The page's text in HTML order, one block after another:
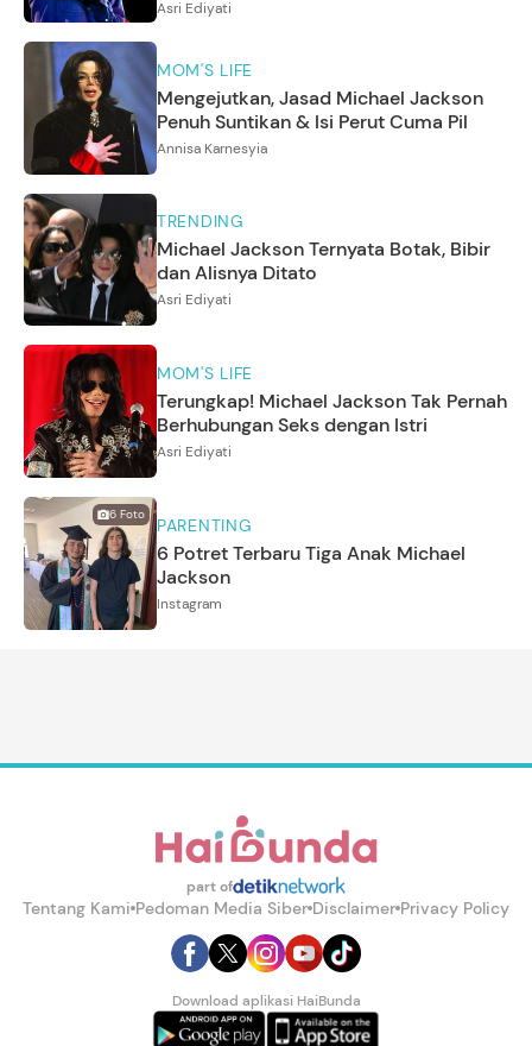
Asri Ediyati
MOM'S LIFE
Mengejutkan, Jasad Michael Jackson
Penuh Suntikan & Isi Perut Cuma Pil
Annisa Karnesyia
TRENDING
Michael Jackson Ternyata Botak, Bibir
dan Alisnya Ditato
Asri Ediyati
MOM'S LIFE
Terungkap! Michael Jackson Tak Pernah
Berhubungan Seks dengan Istri
Asri Ediyati
6 Foto PARENTING
6 Potret Terbaru Tiga Anak Michael
Jackson
Instagram
part of
Tentang Kami Pedoman Media Siber Disclaimer Privacy Policy
Download aplikasi HaiBunda